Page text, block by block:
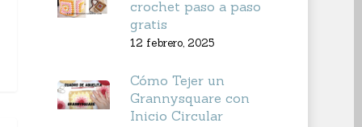
crochet paso a paso
gratis
12 febrero, 2025
Cómo Tejer un
Grannysquare con
Inicio Circular